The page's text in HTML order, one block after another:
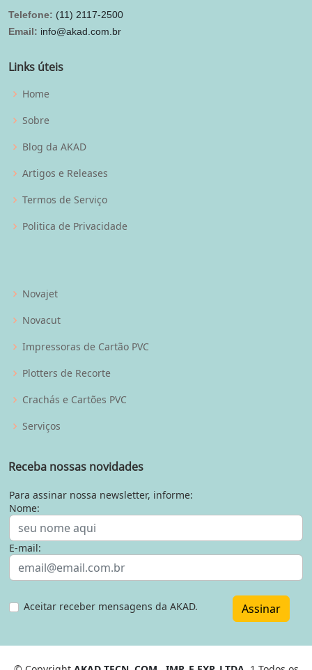
Telefone: (11) 2117-2500
Email: info@akad.com.br
Links úteis
Home
Sobre
Blog da AKAD
Artigos e Releases
Termos de Serviço
Politica de Privacidade
Novajet
Novacut
Impressoras de Cartão PVC
Plotters de Recorte
Crachás e Cartões PVC
Serviços
Receba nossas novidades
Para assinar nossa newsletter, informe:
Nome:
E-mail:
Aceitar receber mensagens da AKAD. Assinar